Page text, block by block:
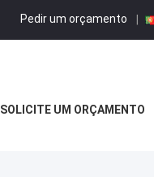
Pedir um orçamento |
SOLICITE UM ORÇAMENTO